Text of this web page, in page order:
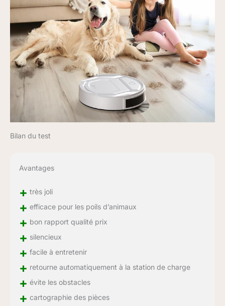
Bilan du test
Avantages
+ très joli
+ efficace pour les poils d’animaux
+ bon rapport qualité prix
+ silencieux
+ facile à entretenir
+ retourne automatiquement à la station de charge
+ évite les obstacles
+ cartographie des pièces